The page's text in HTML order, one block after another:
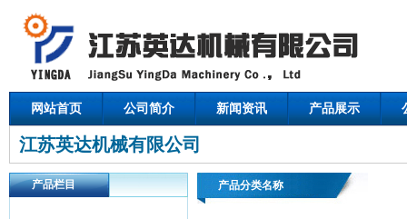
网站首页 公司简介 新闻资讯 产品展示
江苏英达机械有限公司
产品栏目 产品分类名称